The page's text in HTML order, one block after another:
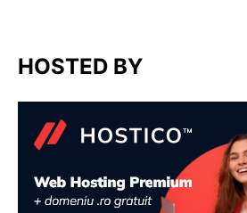
HOSTED BY